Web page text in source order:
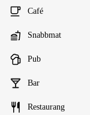
Café
Snabbmat
Pub
Bar
Restaurang